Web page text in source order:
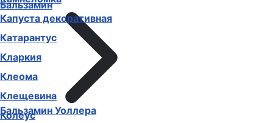
Бальзамин
Бальзамин Уоллера
Капуста декоративная
Катарантус
Кларкия
Клеома
Клещевина
Колеус